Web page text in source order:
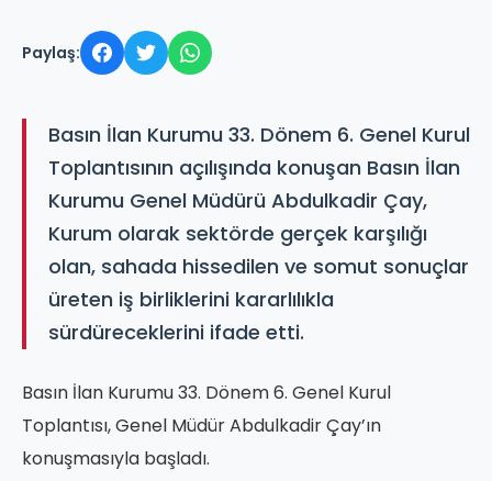
Paylaş:
Basın İlan Kurumu 33. Dönem 6. Genel Kurul
Toplantısının açılışında konuşan Basın İlan
Kurumu Genel Müdürü Abdulkadir Çay,
Kurum olarak sektörde gerçek karşılığı
olan, sahada hissedilen ve somut sonuçlar
üreten iş birliklerini kararlılıkla
sürdüreceklerini ifade etti.
Basın İlan Kurumu 33. Dönem 6. Genel Kurul
Toplantısı, Genel Müdür Abdulkadir Çay’ın
konuşmasıyla başladı.